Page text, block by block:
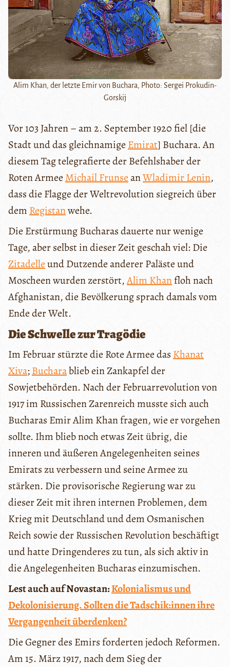
Alim Khan, der letzte Emir von Buchara, Photo: Sergei Prokudin-
Gorskij
Vor 103 Jahren – am 2. September 1920 fiel [die
Stadt und das gleichnamigeEmirat] Buchara. An
diesem Tag telegrafierte der Befehlshaber der
Roten Armee Michail FrunseanWladimir Lenin,
dass die Flagge der Weltrevolution siegreich über
dem Registanwehe.
Die Erstürmung Bucharas dauerte nur wenige
Tage, aber selbst in dieser Zeit geschah viel: Die
Zitadelleund Dutzende anderer Paläste und
Moscheen wurden zerstört,Alim Khanfloh nach
Afghanistan, die Bevölkerung sprach damals vom
Ende der Welt.
Die Schwelle zur Tragödie
Im Februar stürzte die Rote Armee das Khanat
Xiva;Bucharablieb ein Zankapfel der
Sowjetbehörden. Nach der Februarrevolution von
1917 im Russischen Zarenreich musste sich auch
Bucharas Emir Alim Khan fragen, wie er vorgehen
sollte. Ihm blieb noch etwas Zeit übrig, die
inneren und äußeren Angelegenheiten seines
Emirats zu verbessern und seine Armee zu
stärken. Die provisorische Regierung war zu
dieser Zeit mit ihren internen Problemen, dem
Krieg mit Deutschland und dem Osmanischen
Reich sowie der Russischen Revolution beschäftigt
und hatte Dringenderes zu tun, als sich aktiv in
die Angelegenheiten Bucharas einzumischen.
Lest auch auf Novastan:Kolonialismus und
Dekolonisierung. Sollten die Tadschik:innen ihre
Vergangenheit überdenken?
Die Gegner des Emirs forderten jedoch Reformen.
Am 15. März 1917, nach dem Sieg der